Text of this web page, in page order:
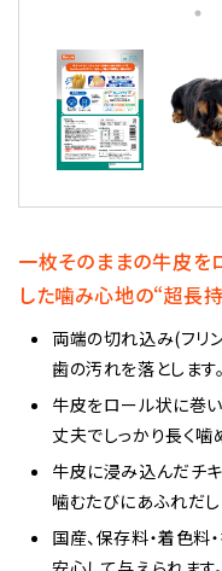
一枚そのままの牛皮を
した噛み心地の“超長
両端の切れ込み(フリ
歯の汚れを落とします。
牛皮をロール状に巻い
丈夫でしっかり長く噛
牛皮に浸み込んだチ
噛むたびにあふれだし
国産、保存料・着色料